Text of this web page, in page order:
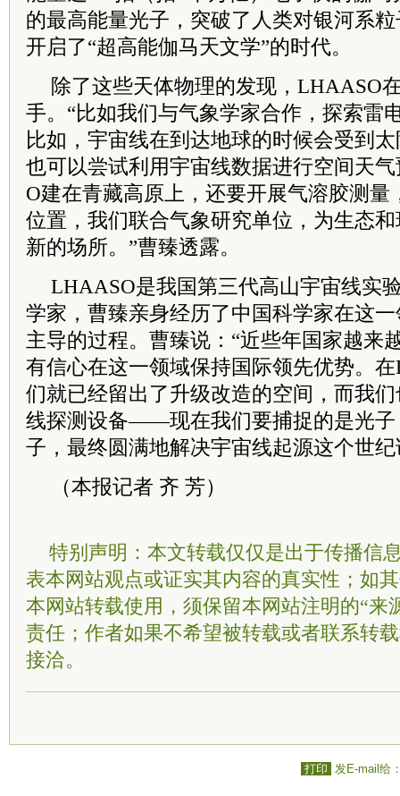
的最高能量光子，突破了人类对银河系
开启了“超高能伽马天文学”的时代。
除了这些天体物理的发现，LHAASO
手。“比如我们与气象学家合作，探索雷
比如，宇宙线在到达地球的时候会受到
也可以尝试利用宇宙线数据进行空间天
O建在青藏高原上，还要开展气溶胶测量
位置，我们联合气象研究单位，为生态
新的场所。”曹臻透露。
LHAASO是我国第三代高山宇宙线实
学家，曹臻亲身经历了中国科学家在这
主导的过程。曹臻说：“近些年国家越来
有信心在这一领域保持国际领先优势。
们就已经留出了升级改造的空间，而我
线探测设备——现在我们要捕捉的是光子
子，最终圆满地解决宇宙线起源这个世纪
（本报记者 齐 芳）
特别声明：本文转载仅仅是出于传播信
表本网站观点或证实其内容的真实性；如
本网站转载使用，须保留本网站注明的“来
责任；作者如果不希望被转载或者联系转
接洽。
打印 发E-mail给